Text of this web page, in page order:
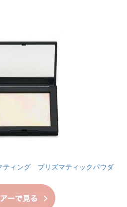
ティング プリズマティックパウダ